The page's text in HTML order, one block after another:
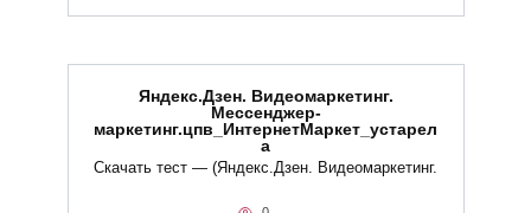
Яндекс.Дзен. Видеомаркетинг.
Мессенджер-
маркетинг.цпв_ИнтернетМаркет_устарел
а
Скачать тест — (Яндекс.Дзен. Видеомаркетинг.